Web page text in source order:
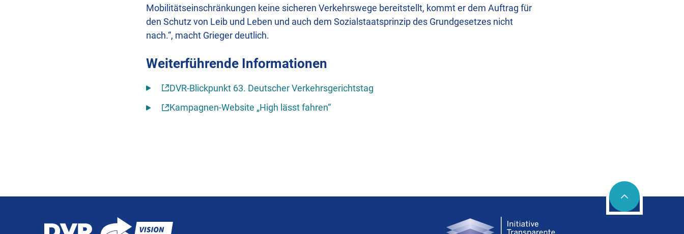
Mobilitätseinschränkungen keine sicheren Verkehrswege bereitstellt, kommt er dem Auftrag für
den Schutz von Leib und Leben und auch dem Sozialstaatsprinzip des Grundgesetzes nicht
nach.“, macht Grieger deutlich.
Weiterführende Informationen
DVR-Blickpunkt 63. Deutscher Verkehrsgerichtstag
Kampagnen-Website „High lässt fahren“